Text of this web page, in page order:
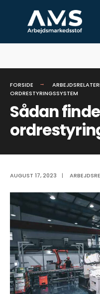
FORSIDE
ORDRESTYRINGSSYSTEM
Sådan
AUGUST 17, 2023 |
for: